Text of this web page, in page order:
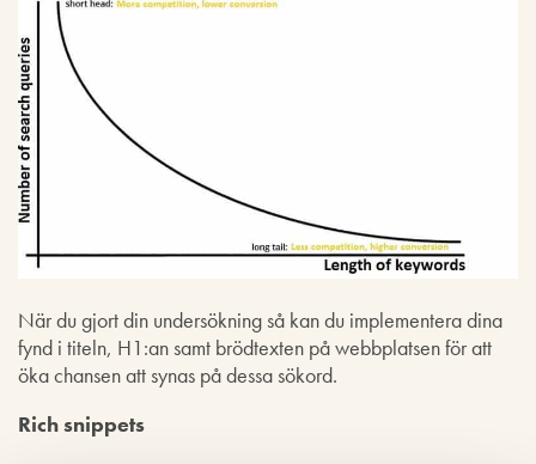
När du gjort din undersökning så kan du implementera dina
fynd i titeln, H1:an samt brödtexten på webbplatsen för att
öka chansen att synas på dessa sökord.
Rich snippets